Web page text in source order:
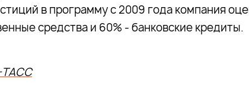
в программу с 2009 года компания
средства и 60% - банковские кредиты.